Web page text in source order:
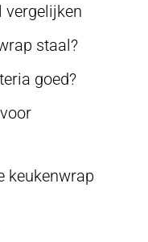
vergelijken
staal?
goed?
keukenwrap